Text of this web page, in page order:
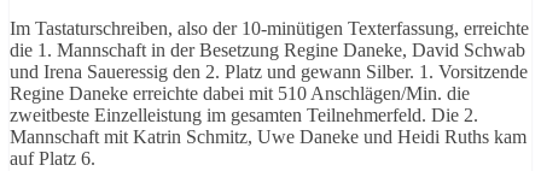
Im Tastaturschreiben, also der 10-minütigen Texterfassung, erreichte
die 1. Mannschaft in der Besetzung Regine Daneke, David Schwab
und Irena Saueressig den 2. Platz und gewann Silber. 1. Vorsitzende
Regine Daneke erreichte dabei mit 510 Anschlägen/Min. die
zweitbeste Einzelleistung im gesamten Teilnehmerfeld. Die 2.
Mannschaft mit Katrin Schmitz, Uwe Daneke und Heidi Ruths kam
auf Platz 6.